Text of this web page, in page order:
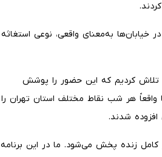
خیابان‌ها به‌معنای واقعی، نوعی استغاثه
تلاش کردیم که این حضور را پوشش
واقعاً هر شب نقاط مختلف استان تهران را
شدند.
کامل زنده پخش می‌شود. ما در این برنامه